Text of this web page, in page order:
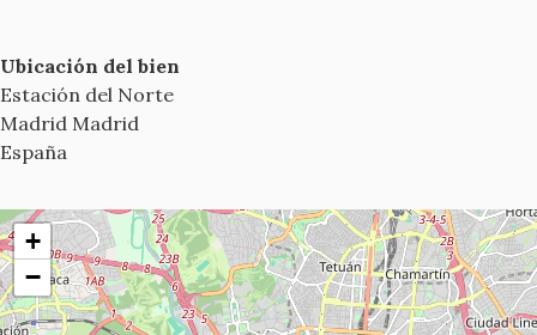
Ubicación del bien
Estación del Norte
Madrid Madrid
España
+
−